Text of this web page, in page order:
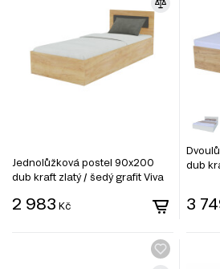
Jednolůžková postel 90x200
dub kraft zlatý / šedý grafit Viva
2 983 Kč
dub
3